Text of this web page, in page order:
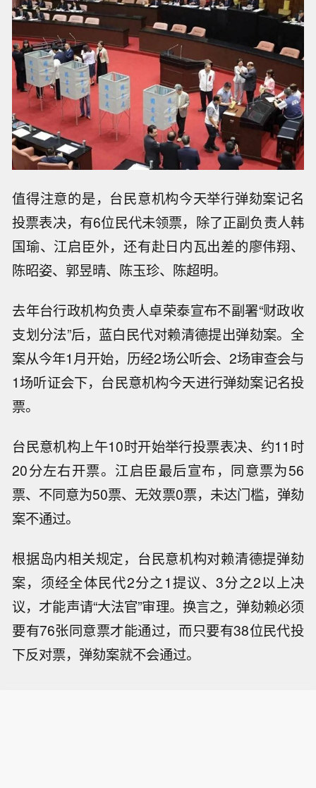
值得注意的是，台民意机构今天举行弹劾案记名
投票表决，有6位民代未领票，除了正副负责人韩
国瑜、江启臣外，还有赴日内瓦出差的廖伟翔、
陈昭姿、郭昱晴、陈玉珍、陈超明。
去年台行政机构负责人卓荣泰宣布不副署“财政收
支划分法”后，蓝白民代对赖清德提出弹劾案。全
案从今年1月开始，历经2场公听会、2场审查会与
1场听证会下，台民意机构今天进行弹劾案记名投
票。
台民意机构上午10时开始举行投票表决、约11时
20分左右开票。江启臣最后宣布，同意票为56
票、不同意为50票、无效票0票，未达门槛，弹劾
案不通过。
根据岛内相关规定，台民意机构对赖清德提弹劾
案，须经全体民代2分之1提议、3分之2以上决
议，才能声请“大法官”审理。换言之，弹劾赖必须
要有76张同意票才能通过，而只要有38位民代投
下反对票，弹劾案就不会通过。